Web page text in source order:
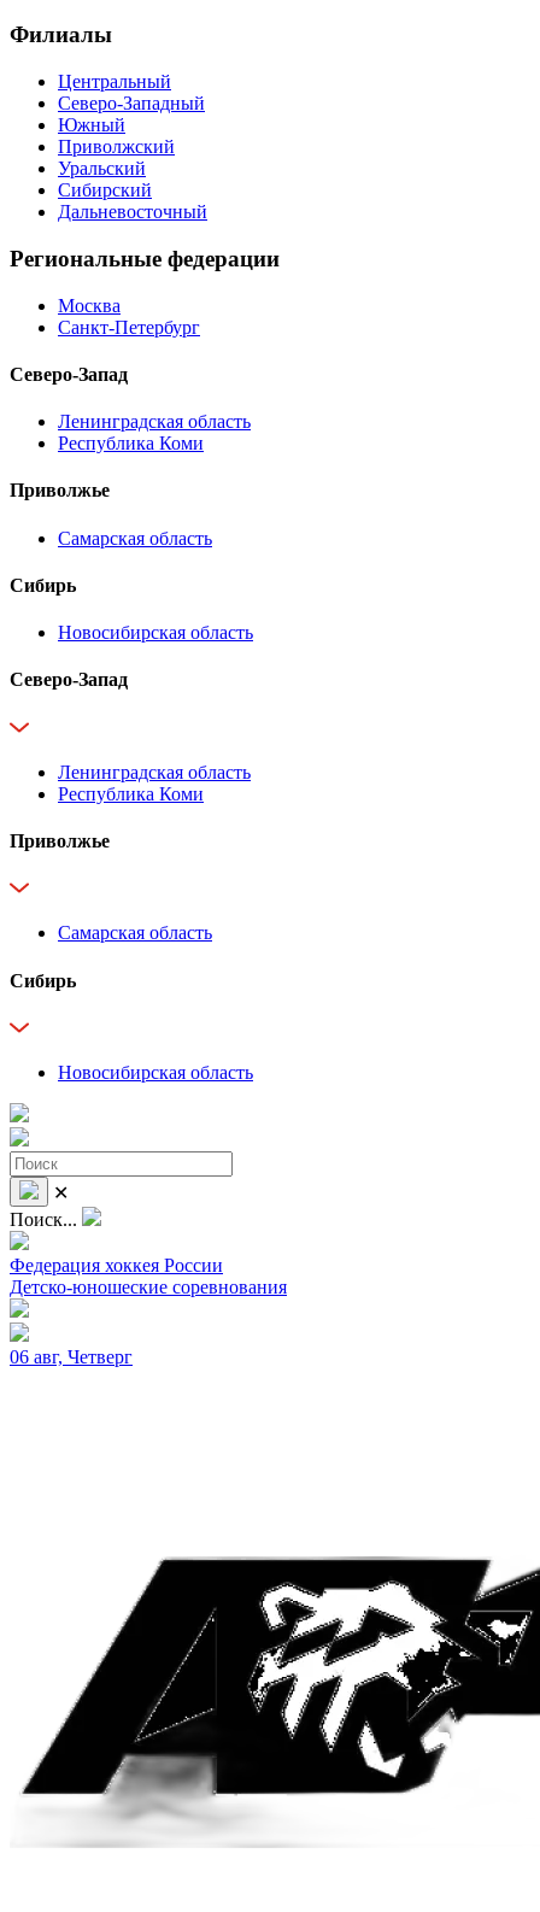
Филиалы
Центральный
Северо-Западный
Южный
Приволжский
Уральский
Сибирский
Дальневосточный
Региональные федерации
Москва
Санкт-Петербург
Северо-Запад
Ленинградская область
Республика Коми
Приволжье
Самарская область
Сибирь
Новосибирская область
Северо-Запад
Ленинградская область
Республика Коми
Приволжье
Самарская область
Сибирь
Новосибирская область
✕
Поиск...
Федерация хоккея России
Детско-юношеские соревнования
06 авг, Четверг